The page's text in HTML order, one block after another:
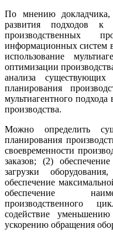
По мнению
развития подходов к
производственных
информационных систем в
использование
оптимизации
анализа существующих
планирования
мультиагентного
производства.
Можно определить
планирования
своевременности
заказов; (2)
загрузки
обеспечение
обеспечение
производственного
содействие
ускорению обращения